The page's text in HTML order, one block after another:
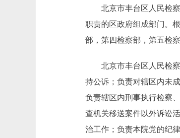
北京市丰台区人民检察
职责的区政府组成部门。
部，第四检察部，第五检
北京市丰台区人民检察
持公诉；负责对辖区内未
负责辖区内刑事执行检察
查机关移送案件以外诉讼
治工作；负责本院党的纪